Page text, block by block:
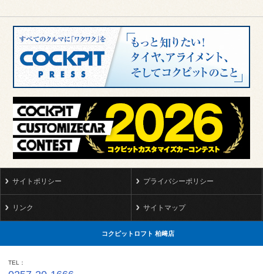
サイトポリシー プライバシーポリシー
リンク サイトマップ
コクピットロフト 柏﨑店
TEL